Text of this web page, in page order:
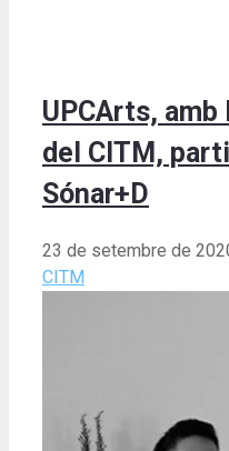
UPCArts, amb
del CITM,
Sónar+D
23 de setembre de
CITM